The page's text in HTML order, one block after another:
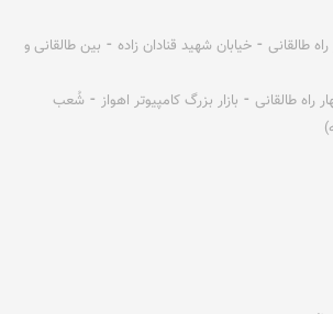
راه طالقانی ⁃ خیابان شهید قنادان زاده ⁃ بین طالقانی و
راه طالقانی ⁃ بازار بزرگ کامپیوتر اهواز ⁃ شُعب